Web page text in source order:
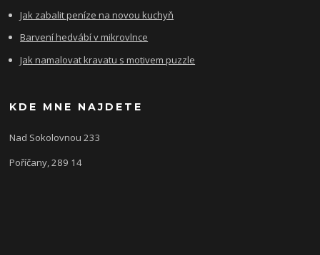
Jak zabalit peníze na novou kuchyň
Barvení hedvábí v mikrovlnce
Jak namalovat kravatu s motivem puzzle
KDE MNE NAJDETE
Nad Sokolovnou 233
Poříčany, 289 14